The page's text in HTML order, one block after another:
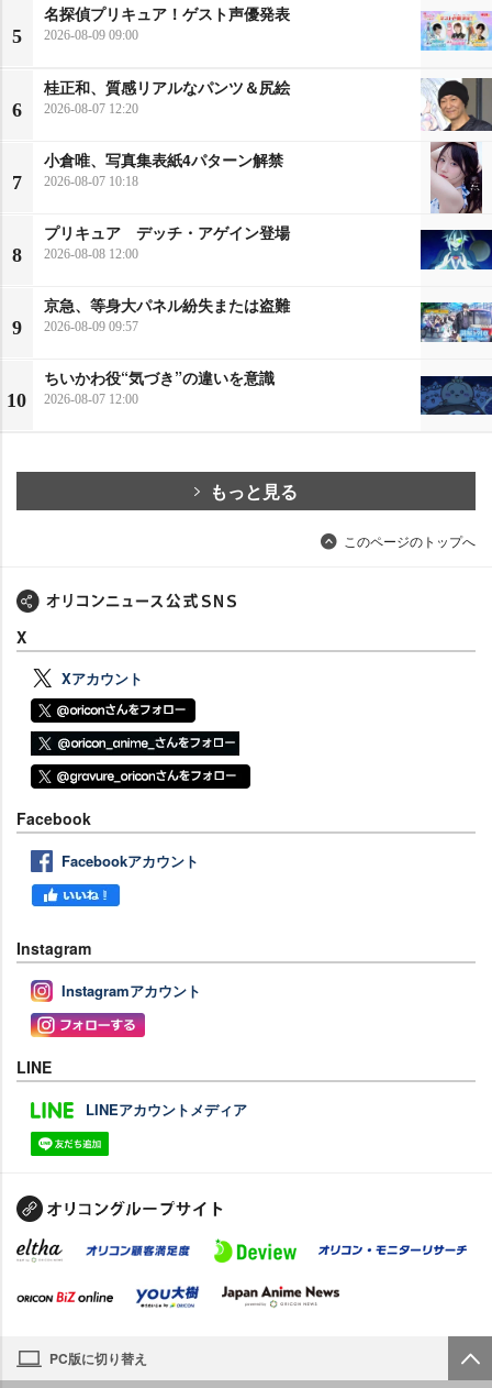
5
名探偵プリキュア！ゲスト声優発表
2026-08-09 09:00
6
桂正和、質感リアルなパンツ＆尻絵
2026-08-07 12:20
7
小倉唯、写真集表紙4パターン解禁
2026-08-07 10:18
8
プリキュア デッチ・アゲイン登場
2026-08-08 12:00
9
京急、等身大パネル紛失または盗難
2026-08-09 09:57
10
ちいかわ役“気づき”の違いを意識
2026-08-07 12:00
もっと見る
このページのトップへ
X
Xアカウント
Facebook
Facebookアカウント
Instagram
Instagramアカウント
LINE
LINEアカウントメディア
PC版に切り替え